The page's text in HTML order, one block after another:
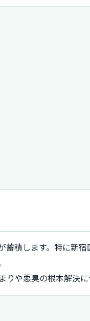
積します。特に新
や悪臭の根本解決に